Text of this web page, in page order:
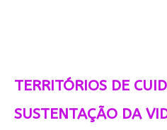
TERRITÓRIOS DE
SUSTENTAÇÃO DA